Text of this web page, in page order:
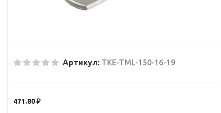
Артикул: TKE-TML-150-16-19
471.80₽